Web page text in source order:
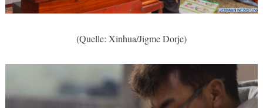
(Quelle: Xinhua/Jigme Dorje)